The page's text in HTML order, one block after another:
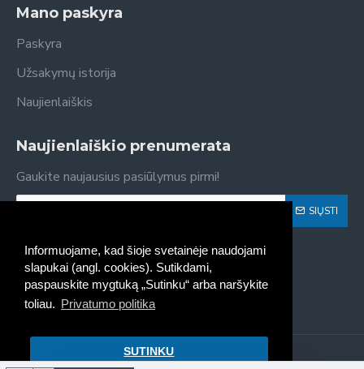
Informuojame, kad šioje svetainėje naudojami
slapukai (angl. cookies). Sutikdami,
paspauskite mygtuką „Sutinku“ arba naršykite
toliau. Privatumo politika
SUTINKU
Mano paskyra
Paskyra
Užsakymų istorija
Naujienlaiškis
Naujienlaiškio prenumerata
Gaukite naujausius pasiūlymus pirmi!
SIŲSTI
Susipažinau ir sutinku su Privatumo politika
Kaseta - spausdintuvų kasečių